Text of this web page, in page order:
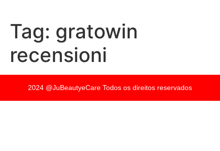
Tag: gratowin
recensioni
2024 @JuBeautyeCare Todos os direitos reservados